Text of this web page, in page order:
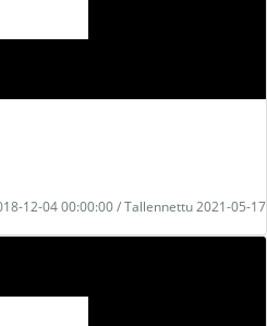
12-04 00:00:00 / Tallennettu 2021-05-17